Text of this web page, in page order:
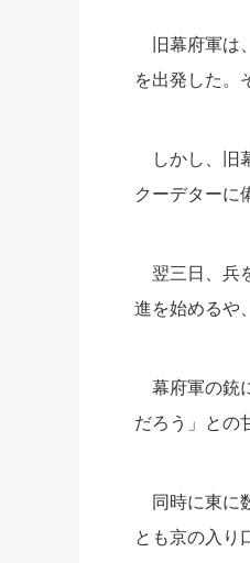
旧幕府軍は
を出発した。
しかし、旧
クーデターに
翌三日、兵
進を始めるや、
幕府軍の銃
だろう」との
同時に東に
とも京の入り